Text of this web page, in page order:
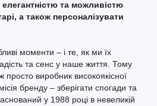
елегантністю та можливістю
а також персоналізувати
моменти – і те, як ми їх
та сенс у наше життя. Тому
виробник високоякісної
бренду – зберігати спогади та
у 1988 році в невеликій